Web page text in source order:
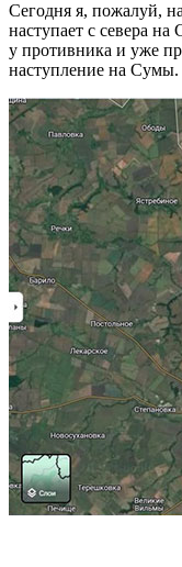
Сегодня я, пожалуй,
наступает с севера
у противника и уже
наступление на Сумы.